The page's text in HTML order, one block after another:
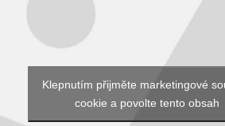
Klepnutím přijměte marketingové
cookie a povolte tento obsah